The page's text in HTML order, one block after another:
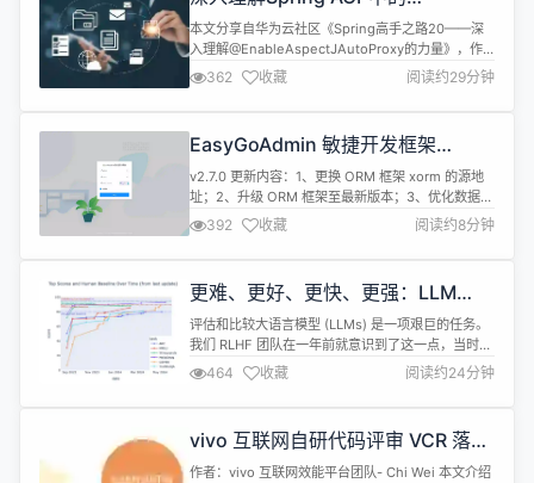
生态。 open...
@EnableAspectJAutoProxy
本文分享自华为云社区《Spring高手之路20——深
入理解@EnableAspectJAutoProxy的力量》，作
者： 砖业洋__。 1. 初始调试代码 面向切面编程
（AOP）是一种编程范式，用于增强软件模块化，通
过将横切关注点（如事务管理、安全等）分离出业务
方式，它通过代理机制在运行时向对象动...
362 收藏 阅读约29分钟
EasyGoAdmin 敏捷开发框架
Gin+AntdVue 版本 v2.7.0 发布
v2.7.0 更新内容：1、更换 ORM 框架 xorm 的源地
址；2、升级 ORM 框架至最新版本；3、优化数据库
引擎并规范命令；4、设置 DEBUG 日志打印功能；
6、整体更新业务 ORM 引擎命名空间；7、新增
Docker 容器化引擎解决方案；8、修复近期用户反
AntDesign、MySQ...
392 收藏 阅读约8分钟
更难、更好、更快、更强：LLM
Leaderboard v2 现已发布
评估和比较大语言模型 (LLMs) 是一项艰巨的任务。
我们 RLHF 团队在一年前就意识到了这一点，当时他
们试图复现和比较多个已发布模型的结果。这几乎是
不可能完成的任务：论文或营销发布中的得分缺乏可
复现的代码，有时令人怀疑，大多数情况下只是通过
他们决定创建一个地方，在完全相同的设置 (同样的
问题，按相同的顺序提问...
464 收藏 阅读约24分钟
vivo 互联网自研代码评审 VCR 落地
实践
作者：vivo 互联网效能平台团队- Chi Wei 本文介绍